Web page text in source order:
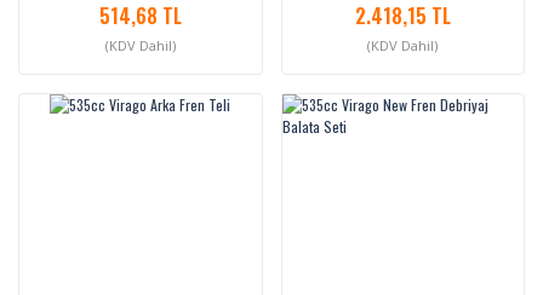
514,68 TL
(KDV Dahil)
2.418,15 TL
(KDV Dahil)